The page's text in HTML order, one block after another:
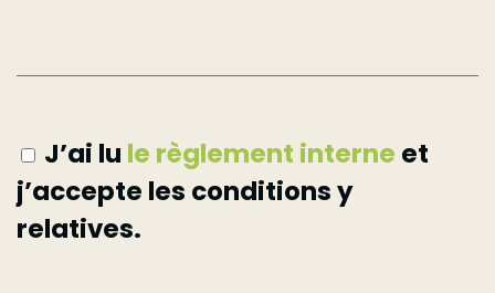
Recherche internet
J’ai lu le règlement interne et
j’accepte les conditions y
relatives.